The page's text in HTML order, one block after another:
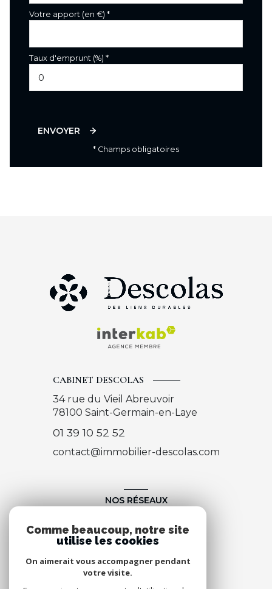
Votre apport (en €) *
Taux d'emprunt (%) *
ENVOYER
* Champs obligatoires
CABINET DESCOLAS
34 rue du Vieil Abreuvoir
78100 Saint-Germain-en-Laye
01 39 10 52 52
contact@immobilier-descolas.com
NOS RÉSEAUX
Nous suivre
Comme beaucoup, notre site
utilise les cookies
On aimerait vous accompagner pendant
votre visite.